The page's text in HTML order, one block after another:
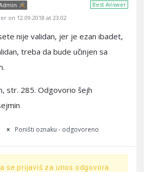
Best Answer
on 12.09.2018 at 23:02
nije validan, jer je ezan ibadet,
treba da bude učinjen sa
str. 285. Odgovorio šejh
Poništi oznaku - odgovoreno
se prijaviš za unos odgovora.